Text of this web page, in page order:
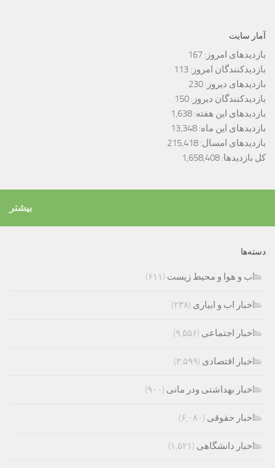
آمار سایت
بازدیدهای امروز: 167
بازدیدکنندگان امروز: 113
بازدیدهای دیروز: 230
بازدیدکنندگان دیروز: 150
بازدیدهای این هفته: 1,638
بازدیدهای این ماه: 13,348
بازدیدهای امسال: 215,418
کل بازدیدها: 1,658,408
بیشتر
دسته‌ها
اب و هوا و محیط زیست (۶۱۱)
اخبار اب و ابیاری (۲۳۸)
اخبار اجتماعی (۹,۵۵۶)
اخبار اقتصادی (۳,۵۹۹)
اخبار بهداشتی ودر مانی (۹۰۰)
اخبار حقوقی (۶,۰۸۰)
اخبار دانشگاهی (۱,۵۲۱)